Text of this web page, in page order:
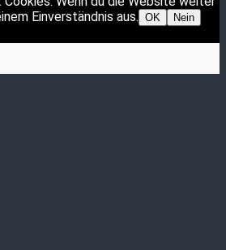
Einverständnis aus. OK
Nein